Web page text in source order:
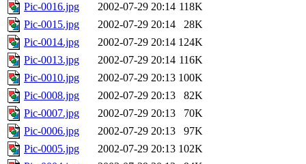
Pic-0016.jpg
2002-07-29 20:14 118K
Pic-0015.jpg
2002-07-29 20:14
28K
Pic-0014.jpg
2002-07-29 20:14 124K
Pic-0013.jpg
2002-07-29 20:14 116K
Pic-0010.jpg
2002-07-29 20:13 100K
Pic-0008.jpg
2002-07-29 20:13
82K
Pic-0007.jpg
2002-07-29 20:13
70K
Pic-0006.jpg
2002-07-29 20:13
97K
Pic-0005.jpg
2002-07-29 20:13 102K